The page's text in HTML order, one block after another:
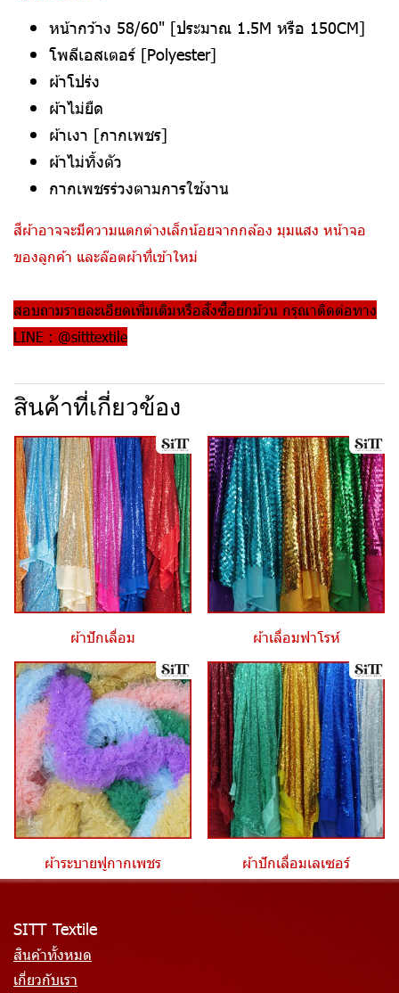
หน้ากว้าง 58/60" [ประมาณ 1.5M หรือ 150CM]
โพลีเอสเตอร์ [Polyester]
ผ้าโปร่ง
ผ้าไม่ยืด
ผ้าเงา [กากเพชร]
ผ้าไม่ทิ้งตัว
กากเพชรร่วงตามการใช้งาน
สีผ้าอาจจะมีความแตกต่างเล็กน้อยจากกล้อง มุมแสง หน้าจอ
ของลูกค้า และล๊อตผ้าที่เข้าใหม่
สอบถามรายละเอียดเพิ่มเติมหรือสั่งซื้อยกม้วน กรุณาติดต่อทาง
LINE : @sitttextile
สินค้าที่เกี่ยวข้อง
ผ้าปักเลื่อม ผ้าเลื่อมฟาโรห์
ผ้าระบายฟูกากเพชร ผ้าปักเลื่อมเลเซอร์
SITT Textile
สินค้าทั้งหมด
เกี่ยวกับเรา